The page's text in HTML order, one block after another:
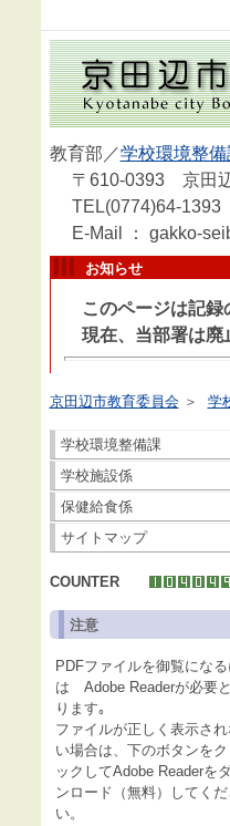
教育部／学校環境整備
〒610-0393 京田
TEL(0774)64-
E-Mail ： gakko-
お知らせ
このページは記録
現在、当部署は廃
京田辺市教育委員会＞ 学
学校環境整備課
学校施設係
保健給食係
サイトマップ
COUNTER
注意
PDFファイルを御覧になる
は Adobe Readerが必要
ります｡
ファイルが正しく表示され
い場合は、下のボタンをク
ックしてAdobe Readerを
ンロード（無料）してくだ
い。